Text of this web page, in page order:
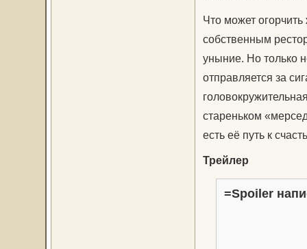
Что может
собственным
уныние. Но только
отправляется за
стареньком
есть её путь к
Трейлер
=Spoiler